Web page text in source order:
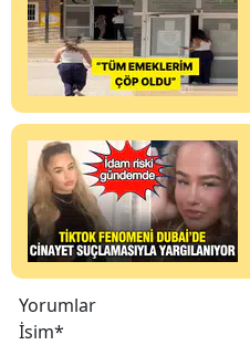
Yorumlar
İsim*